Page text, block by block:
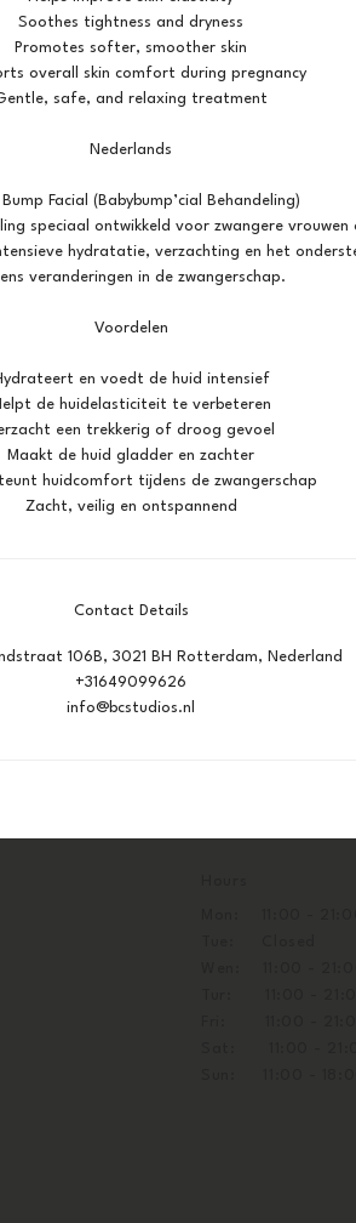
Soothes tightness and dryness
Promotes softer, smoother skin
overall skin comfort during pregnancy
safe, and relaxing treatment
Nederlands
Bump Facial (Babybump’cial Behandeling)
speciaal ontwikkeld voor zwangere
hydratatie, verzachting en het
veranderingen in de zwangerschap.
Voordelen
en voedt de huid intensief
de huidelasticiteit te verbeteren
een trekkerig of droog gevoel
Maakt de huid gladder en zachter
huidcomfort tijdens de zwangerschap
Zacht, veilig en ontspannend
Contact Details
106B, 3021 BH Rotterdam, Nederland
+31649099626
info@bcstudios.nl